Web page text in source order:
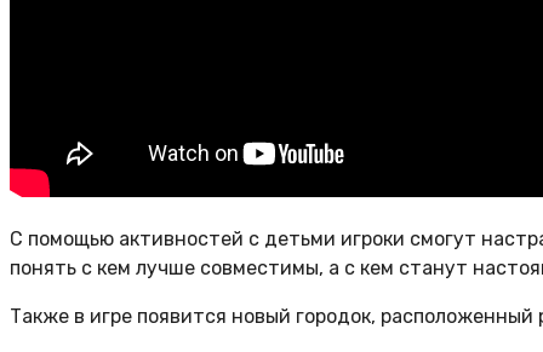
С помощью активностей с детьми игроки смогут
понять с кем лучше совместимы, а с кем станут
Также в игре появится новый городок,